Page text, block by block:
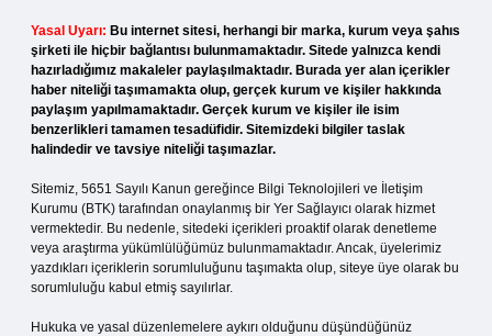
Yasal Uyarı: Bu internet sitesi, herhangi bir marka, kurum veya şahıs
şirketi ile hiçbir bağlantısı bulunmamaktadır. Sitede yalnızca kendi
hazırladığımız makaleler paylaşılmaktadır. Burada yer alan içerikler
haber niteliği taşımamakta olup, gerçek kurum ve kişiler hakkında
paylaşım yapılmamaktadır. Gerçek kurum ve kişiler ile isim
benzerlikleri tamamen tesadüfidir. Sitemizdeki bilgiler taslak
halindedir ve tavsiye niteliği taşımazlar.
Sitemiz, 5651 Sayılı Kanun gereğince Bilgi Teknolojileri ve İletişim
Kurumu (BTK) tarafından onaylanmış bir Yer Sağlayıcı olarak hizmet
vermektedir. Bu nedenle, sitedeki içerikleri proaktif olarak denetleme
veya araştırma yükümlülüğümüz bulunmamaktadır. Ancak, üyelerimiz
yazdıkları içeriklerin sorumluluğunu taşımakta olup, siteye üye olarak bu
sorumluluğu kabul etmiş sayılırlar.
Hukuka ve yasal düzenlemelere aykırı olduğunu düşündüğünüz